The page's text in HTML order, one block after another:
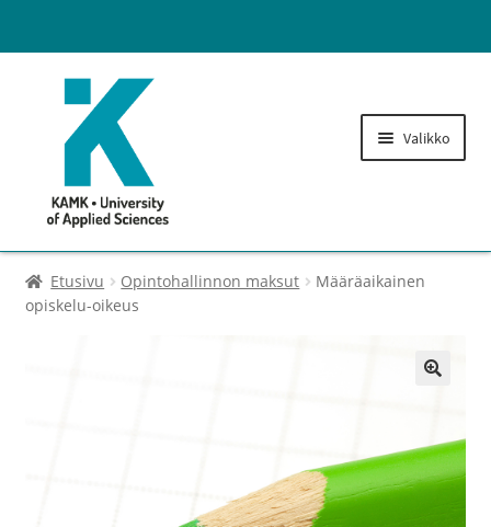
Valikko
Lukuvuosimaksut
tason
valikko
Opetuksen kortit, passit, materiaalit ja muut
Etusivu Opintohallinnon maksut
Määräaikainen
opiskelu-oikeus